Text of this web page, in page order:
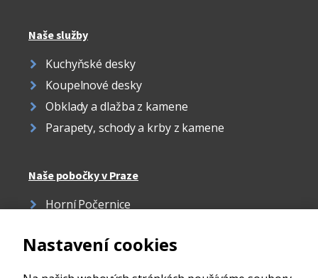
Naše služby
Kuchyňské desky
Koupelnové desky
Obklady a dlažba z kamene
Parapety, schody a krby z kamene
Naše pobočky v Praze
Horní Počernice
Strašnice
Nastavení cookies